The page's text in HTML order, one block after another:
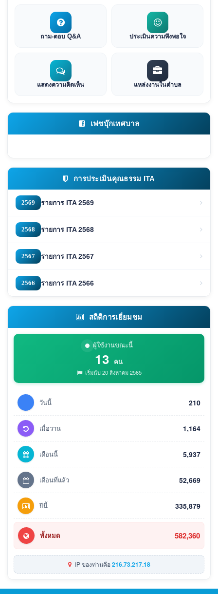
ถาม-ตอบ Q&A ประเมินความพึงพอใจ
แสดงความคิดเห็น แหล่งงานในตำบล
เฟซบุ๊กเทศบาล
การประเมินคุณธรรม ITA
2569 รายการ ITA 2569
2568 รายการ ITA 2568
2567 รายการ ITA 2567
2566 รายการ ITA 2566
สถิติการเยี่ยมชม
ผู้ใช้งานขณะนี้
13 คน
เริ่มนับ 20 สิงหาคม 2565
วันนี้ 210
เมื่อวาน 1,164
เดือนนี้ 5,937
เดือนที่แล้ว 52,669
ปีนี้ 335,879
ทั้งหมด 582,360
IP ของท่านคือ216.73.217.18